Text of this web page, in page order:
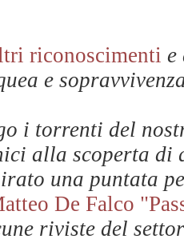
riconoscimenti e
e
i torrenti del
alla scoperta di
una puntata
De Falco
riviste del